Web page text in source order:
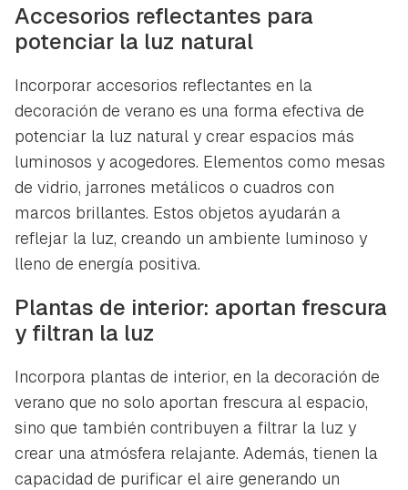
Accesorios reflectantes para
potenciar la luz natural
Incorporar accesorios reflectantes en la
decoración de verano es una forma efectiva de
potenciar la luz natural y crear espacios más
luminosos y acogedores. Elementos como mesas
de vidrio, jarrones metálicos o cuadros con
marcos brillantes. Estos objetos ayudarán a
reflejar la luz, creando un ambiente luminoso y
lleno de energía positiva.
Plantas de interior: aportan frescura
y filtran la luz
Incorpora plantas de interior, en la decoración de
verano que no solo aportan frescura al espacio,
sino que también contribuyen a filtrar la luz y
crear una atmósfera relajante. Además, tienen la
capacidad de purificar el aire generando un